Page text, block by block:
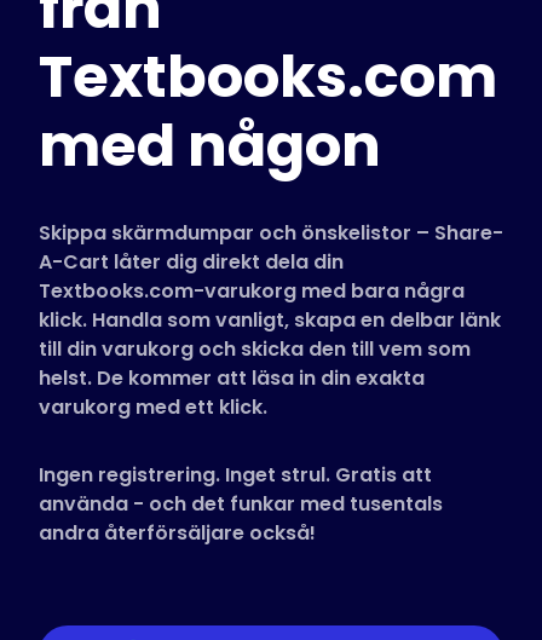
Logga in
Butiker som stöds
Vanliga frågor
Svenska (Swedish)
Textbooks.com
med någon
Skippa skärmdumpar och önskelistor – Share-
A-Cart låter dig direkt dela din
Textbooks.com-varukorg med bara några
klick. Handla som vanligt, skapa en delbar länk
till din varukorg och skicka den till vem som
helst. De kommer att läsa in din exakta
varukorg med ett klick.
Ingen registrering. Inget strul. Gratis att
använda - och det funkar med tusentals
andra återförsäljare också!